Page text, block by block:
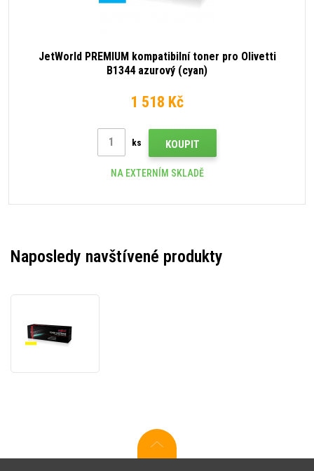
JetWorld PREMIUM kompatibilní toner pro Olivetti
B1344 azurový (cyan)
1 518 Kč
ks KOUPIT
NA EXTERNÍM SKLADĚ
Naposledy navštívené produkty
pro